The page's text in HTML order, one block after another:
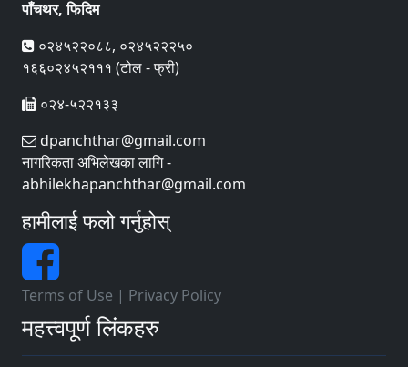
पाँचथर, फिदिम
०२४५२२०८८, ०२४५२२२५०
१६६०२४५२१११ (टोल - फ्री)
०२४-५२२१३३
dpanchthar@gmail.com
नागरिकता अभिलेखका लागि -
abhilekhapanchthar@gmail.com
हामीलाई फलो गर्नुहोस्
Terms of Use | Privacy Policy
महत्त्वपूर्ण लिंकहरु